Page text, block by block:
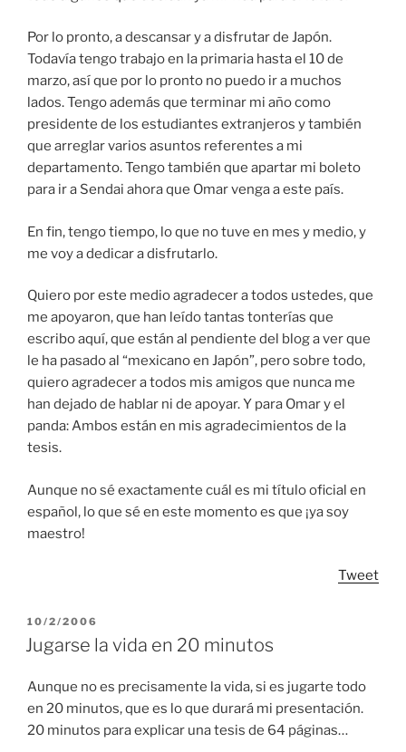
Por lo pronto, a descansar y a disfrutar de Japón.
Todavía tengo trabajo en la primaria hasta el 10 de
marzo, así que por lo pronto no puedo ir a muchos
lados. Tengo además que terminar mi año como
presidente de los estudiantes extranjeros y también
que arreglar varios asuntos referentes a mi
departamento. Tengo también que apartar mi boleto
para ir a Sendai ahora que Omar venga a este país.
En fin, tengo tiempo, lo que no tuve en mes y medio, y
me voy a dedicar a disfrutarlo.
Quiero por este medio agradecer a todos ustedes, que
me apoyaron, que han leído tantas tonterías que
escribo aquí, que están al pendiente del blog a ver que
le ha pasado al “mexicano en Japón”, pero sobre todo,
quiero agradecer a todos mis amigos que nunca me
han dejado de hablar ni de apoyar. Y para Omar y el
panda: Ambos están en mis agradecimientos de la
tesis.
Aunque no sé exactamente cuál es mi título oficial en
español, lo que sé en este momento es que ¡ya soy
maestro!
Tweet
POSTED
ON
10/2/2006
Jugarse la vida en 20 minutos
Aunque no es precisamente la vida, si es jugarte todo
en 20 minutos, que es lo que durará mi presentación.
20 minutos para explicar una tesis de 64 páginas…